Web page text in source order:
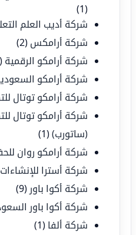
(1)
شركة أديب العلم
شركة أرامكس (2)
شركة أرامكو الرقمية (4)
شركة أرامكو
شركة أرامكو توتال
شركة أرامكو توتال
(ساتورب)(1)
شركة أرامكو روان
شركة أسترا
شركة أكوا باور (9)
شركة أكوا باور
شركة ألفا (1)